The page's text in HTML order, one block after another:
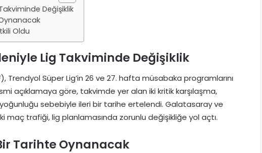
Değişiklik
Oldu
Lig Takviminde Değişiklik
Trendyol Süper Lig’in 26 ve 27. hafta müsabaka programlarını
açıklamaya göre, takvimde yer alan iki kritik karşılaşma,
yoğunluğu sebebiyle ileri bir tarihe ertelendi. Galatasaray ve
maç trafiği, lig planlamasında zorunlu değişikliğe yol açtı.
Tarihte Oynanacak